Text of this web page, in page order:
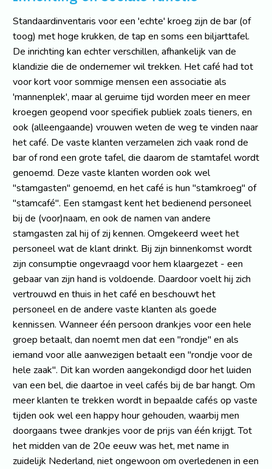
Standaardinventaris voor een 'echte' kroeg zijn de bar (of
toog) met hoge krukken, de tap en soms een biljarttafel.
De inrichting kan echter verschillen, afhankelijk van de
klandizie die de ondernemer wil trekken. Het café had tot
voor kort voor sommige mensen een associatie als
'mannenplek', maar al geruime tijd worden meer en meer
kroegen geopend voor specifiek publiek zoals tieners, en
ook (alleengaande) vrouwen weten de weg te vinden naar
het café. De vaste klanten verzamelen zich vaak rond de
bar of rond een grote tafel, die daarom de stamtafel wordt
genoemd. Deze vaste klanten worden ook wel
"stamgasten" genoemd, en het café is hun "stamkroeg" of
"stamcafé". Een stamgast kent het bedienend personeel
bij de (voor)naam, en ook de namen van andere
stamgasten zal hij of zij kennen. Omgekeerd weet het
personeel wat de klant drinkt. Bij zijn binnenkomst wordt
zijn consumptie ongevraagd voor hem klaargezet - een
gebaar van zijn hand is voldoende. Daardoor voelt hij zich
vertrouwd en thuis in het café en beschouwt het
personeel en de andere vaste klanten als goede
kennissen. Wanneer één persoon drankjes voor een hele
groep betaalt, dan noemt men dat een "rondje" en als
iemand voor alle aanwezigen betaalt een "rondje voor de
hele zaak". Dit kan worden aangekondigd door het luiden
van een bel, die daartoe in veel cafés bij de bar hangt. Om
meer klanten te trekken wordt in bepaalde cafés op vaste
tijden ook wel een happy hour gehouden, waarbij men
doorgaans twee drankjes voor de prijs van één krijgt. Tot
het midden van de 20e eeuw was het, met name in
zuidelijk Nederland, niet ongewoon om overledenen in een